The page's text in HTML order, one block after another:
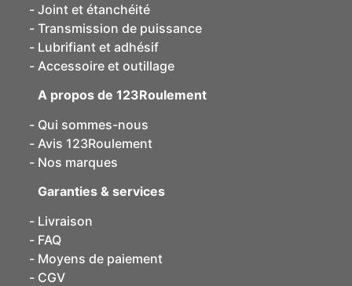
Joint et étanchéité
Transmission de puissance
Lubrifiant et adhésif
Accessoire et outillage
A propos de 123Roulement
Qui sommes-nous
Avis 123Roulement
Nos marques
Garanties & services
Livraison
FAQ
Moyens de paiement
CGV